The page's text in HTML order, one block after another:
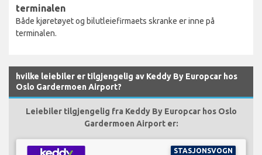
terminalen
Både kjøretøyet og bilutleiefirmaets skranke er inne på
terminalen.
hvilke leiebiler er tilgjengelig av Keddy By Europcar hos
Oslo Gardermoen Airport?
Leiebiler tilgjengelig fra Keddy By Europcar hos Oslo
Gardermoen Airport er:
STASJONSVOGN